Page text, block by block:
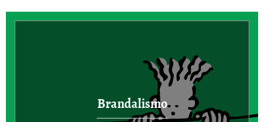
Brandalismo